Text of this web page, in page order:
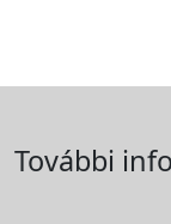
További